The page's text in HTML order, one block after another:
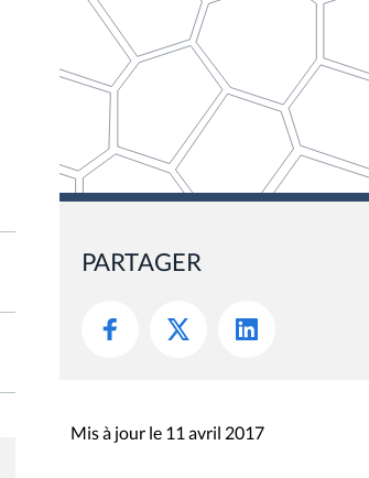
PARTAGER
Mis à jour le 11 avril 2017